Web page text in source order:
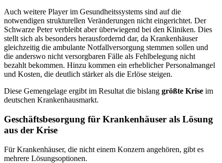
Auch weitere Player im Gesundheitssystems sind auf die
notwendigen strukturellen Veränderungen nicht eingerichtet. Der
Schwarze Peter verbleibt aber überwiegend bei den Kliniken. Dies
stellt sich als besonders herausfordernd dar, da Krankenhäuser
gleichzeitig die ambulante Notfallversorgung stemmen sollen und
die anderswo nicht versorgbaren Fälle als Fehlbelegung nicht
bezahlt bekommen. Hinzu kommen ein erheblicher Personalmangel
und Kosten, die deutlich stärker als die Erlöse steigen.
Diese Gemengelage ergibt im Resultat die bislang größte Krise im
deutschen Krankenhausmarkt.
Geschäftsbesorgung für Krankenhäuser als Lösung
aus der Krise
Für Krankenhäuser, die nicht einem Konzern angehören, gibt es
mehrere Lösungsoptionen.